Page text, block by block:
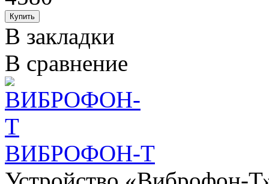
В закладки
В сравнение
ВИБРОФОН-Т